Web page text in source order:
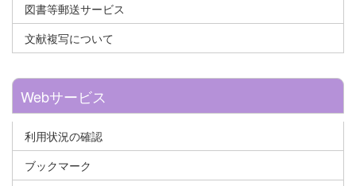
図書等郵送サービス
文献複写について
Webサービス
利用状況の確認
ブックマーク